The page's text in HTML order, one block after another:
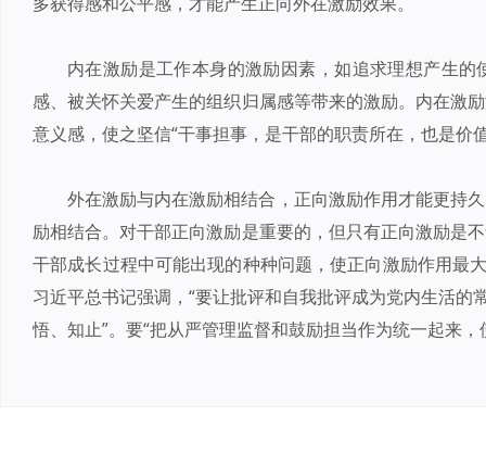
内在激励是工作本身的激励因素，如追求理想产生
感、被关怀关爱产生的组织归属感等带来的激励。内在激
意义感，使之坚信“干事担事，是干部的职责所在，也是价
外在激励与内在激励相结合，正向激励作用才能更持
励相结合。对干部正向激励是重要的，但只有正向激励是
干部成长过程中可能出现的种种问题，使正向激励作用最
习近平总书记强调，“要让批评和自我批评成为党内生活的
悟、知止”。要“把从严管理监督和鼓励担当作为统一起来